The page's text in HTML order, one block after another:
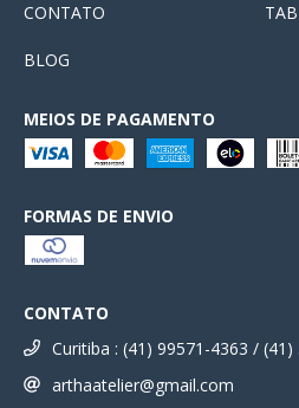
CONTATO
BLOG
MEIOS DE PAGAMENTO
FORMAS DE ENVIO
CONTATO
Curitiba : (41) 99571-4363 / (41)
arthaatelier@gmail.com